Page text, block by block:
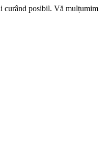
curând posibil. Vă mulțumim